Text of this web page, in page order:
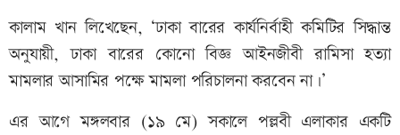
কালাম খান লিখেছেন, ‘ঢাকা বারের কার্যনির্বাহী কমিটির সিদ্ধান্ত
অনুযায়ী, ঢাকা বারের কোনো বিজ্ঞ আইনজীবী রামিসা হত্যা
মামলার আসামির পক্ষে মামলা পরিচালনা করবেন না।’
এর আগে মঙ্গলবার (১৯ মে) সকালে পল্লবী এলাকার একটি